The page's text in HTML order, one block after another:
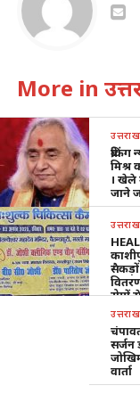
More in
मिश्र
। खेले
जाने
सैकड़ों
रोगों
सर्जन
वार्ता